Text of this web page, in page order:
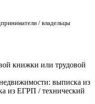
/ владельцы
книжки или трудовой
выписка из
из ЕГРП / технический